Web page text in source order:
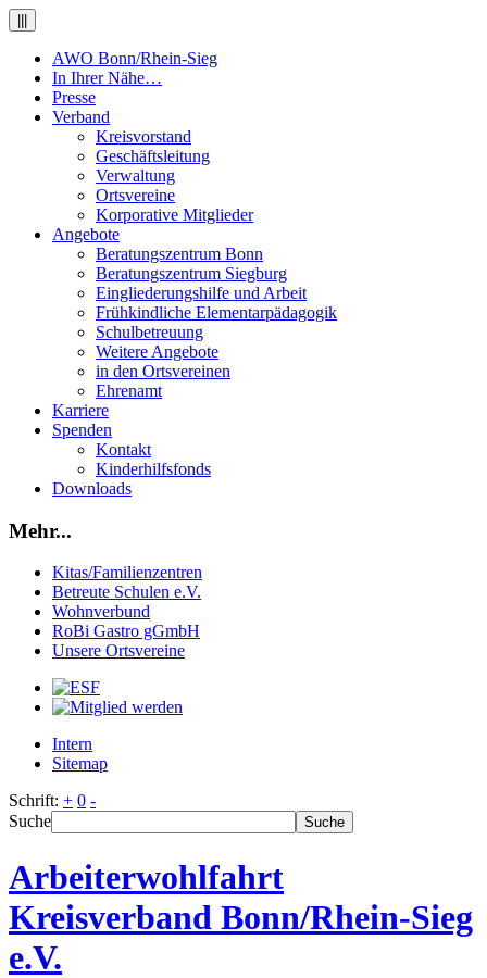
AWO Bonn/Rhein-Sieg
In Ihrer Nähe…
Presse
Verband
Kreisvorstand
Geschäftsleitung
Verwaltung
Ortsvereine
Korporative Mitglieder
Angebote
Beratungszentrum Bonn
Beratungszentrum Siegburg
Eingliederungshilfe und Arbeit
Frühkindliche Elementarpädagogik
Schulbetreuung
Weitere Angebote
in den Ortsvereinen
Ehrenamt
Karriere
Spenden
Kontakt
Kinderhilfsfonds
Downloads
Mehr...
Kitas/Familienzentren
Betreute Schulen e.V.
Wohnverbund
RoBi Gastro gGmbH
Unsere Ortsvereine
Intern
Sitemap
Schrift: + 0 -
Suche
Suche
Arbeiterwohlfahrt
Kreisverband Bonn/Rhein-Sieg
e.V.